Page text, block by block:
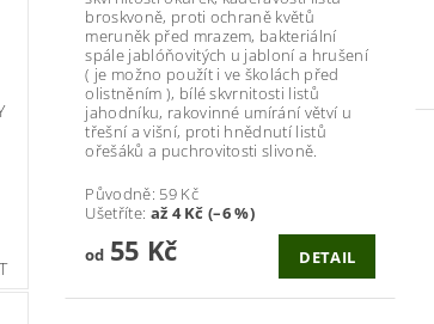
broskvoně, proti ochraně květů
meruněk před mrazem, bakteriální
spále jablóňovitých u jabloní a hrušení
( je možno použít i ve školách před
olistněním ), bílé skvrnitosti listů
jahodníku, rakovinné umírání větví u
třešní a višní, proti hnědnutí listů
ořešáků a puchrovitosti slivoně.
Původně: 59 Kč
Ušetříte: až 4 Kč (–6 %)
od55 Kč DETAIL